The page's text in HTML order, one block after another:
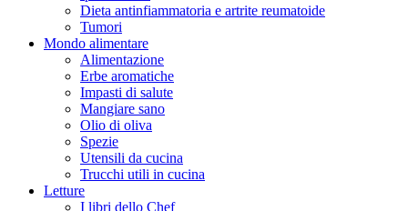
Dieta antinfiammatoria e artrite reumatoide
Tumori
Mondo alimentare
Alimentazione
Erbe aromatiche
Impasti di salute
Mangiare sano
Olio di oliva
Spezie
Utensili da cucina
Trucchi utili in cucina
Letture
I libri dello Chef